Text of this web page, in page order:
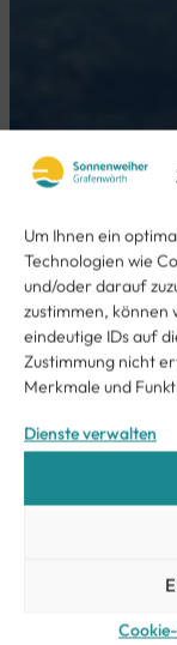
Um Ihnen ein
Technologien wie
und/oder darauf
zustimmen,
eindeutige IDs auf
Zustimmung nicht
Merkmale und
Dienste verwalten